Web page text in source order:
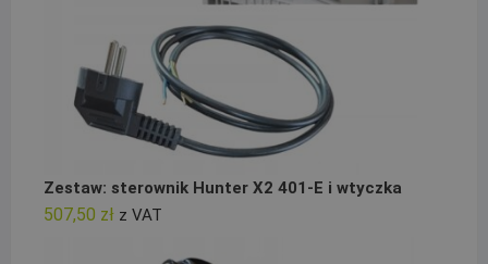
Zestaw: sterownik Hunter X2 401-E i wtyczka
507,50 zł z VAT